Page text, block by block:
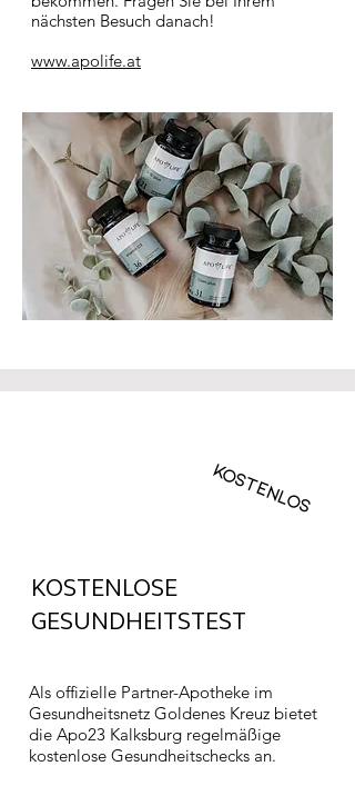
nächsten Besuch danach!
www.apolife.at
KOSTENLOS
KOSTENLOSE
GESUNDHEITSTEST
Als offizielle Partner-Apotheke im
Gesundheitsnetz Goldenes Kreuz bietet
die Apo23 Kalksburg regelmäßige
kostenlose Gesundheitschecks an.